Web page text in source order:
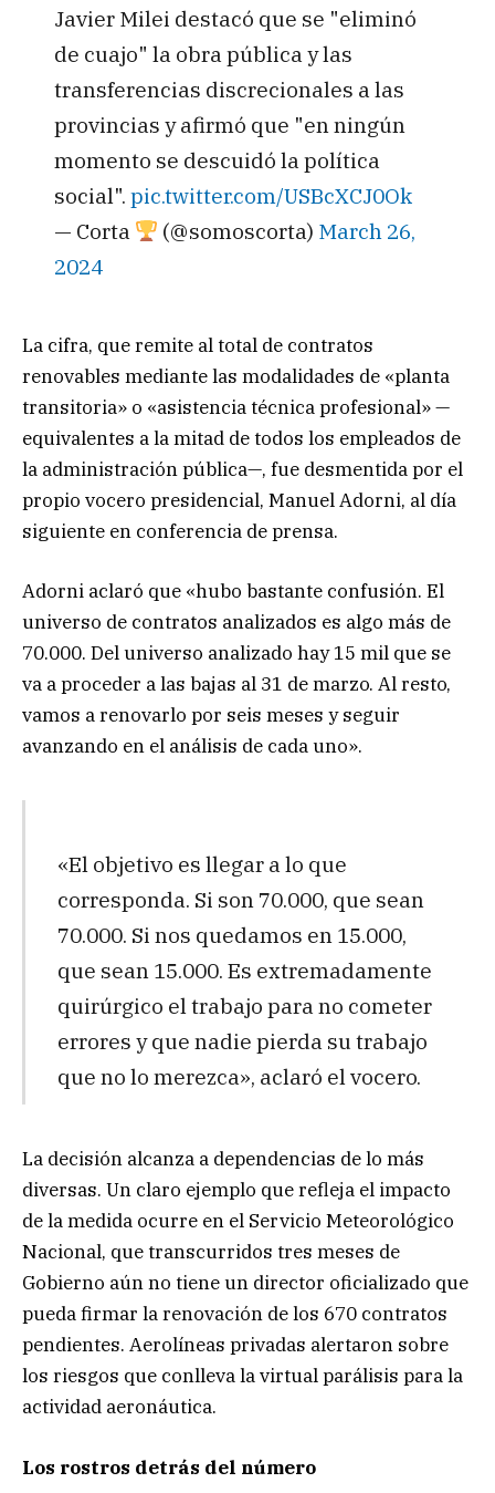
Javier Milei destacó que se "eliminó
de cuajo" la obra pública y las
transferencias discrecionales a las
provincias y afirmó que "en ningún
momento se descuidó la política
social". pic.twitter.com/USBcXCJ0Ok
— Corta
(@somoscorta) March 26,
2024
La cifra, que remite al total de contratos
renovables mediante las modalidades de «planta
transitoria» o «asistencia técnica profesional» —
equivalentes a la mitad de todos los empleados de
la administración pública—, fue desmentida por el
propio vocero presidencial, Manuel Adorni, al día
siguiente en conferencia de prensa.
Adorni aclaró que «hubo bastante confusión. El
universo de contratos analizados es algo más de
70.000. Del universo analizado hay 15 mil que se
va a proceder a las bajas al 31 de marzo. Al resto,
vamos a renovarlo por seis meses y seguir
avanzando en el análisis de cada uno».
«El objetivo es llegar a lo que
corresponda. Si son 70.000, que sean
70.000. Si nos quedamos en 15.000,
que sean 15.000. Es extremadamente
quirúrgico el trabajo para no cometer
errores y que nadie pierda su trabajo
que no lo merezca», aclaró el vocero.
La decisión alcanza a dependencias de lo más
diversas. Un claro ejemplo que refleja el impacto
de la medida ocurre en el Servicio Meteorológico
Nacional, que transcurridos tres meses de
Gobierno aún no tiene un director oficializado que
pueda firmar la renovación de los 670 contratos
pendientes. Aerolíneas privadas alertaron sobre
los riesgos que conlleva la virtual parálisis para la
actividad aeronáutica.
Los rostros detrás del número